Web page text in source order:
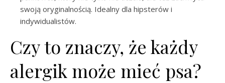
swoją oryginalnością. Idealny dla hipsterów i
indywidualistów.
Czy to znaczy, że każdy
alergik może mieć psa?